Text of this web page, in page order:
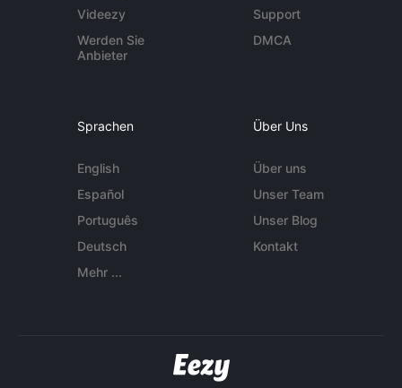
Videezy
Werden Sie
Anbieter
Support
DMCA
Sprachen
English
Español
Português
Deutsch
Mehr ...
Über Uns
Über uns
Unser Team
Unser Blog
Kontakt